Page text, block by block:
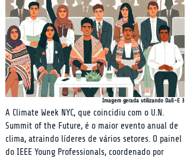
Imagem gerada utilizando Dall-E 3
A Climate Week NYC, que coincidiu com o U.N.
Summit of the Future, é o maior evento anual de
clima, atraindo líderes de vários setores. O painel
do IEEE Young Professionals, coordenado por